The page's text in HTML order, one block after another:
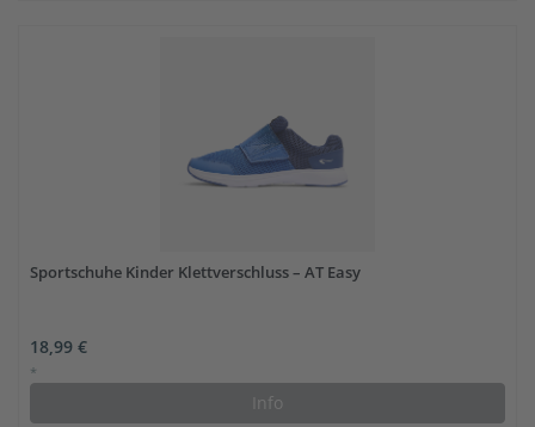
Sportschuhe Kinder Klettverschluss – AT Easy
18,99 €
*
Info